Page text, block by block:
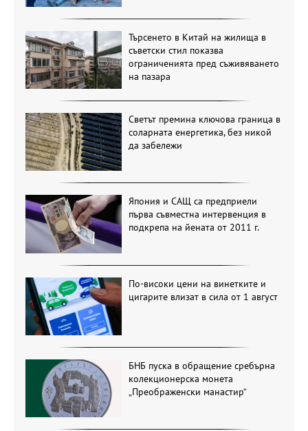
Търсенето в Китай на жилища в
съветски стил показва
ограниченията пред съживяването
на пазара
Светът премина ключова граница в
соларната енергетика, без никой
да забележи
Япония и САЩ са предприели
първа съвместна интервенция в
подкрепа на йената от 2011 г.
По-високи цени на винетките и
цигарите влизат в сила от 1 август
БНБ пуска в обращение сребърна
колекционерска монета
„Преображенски манастир“